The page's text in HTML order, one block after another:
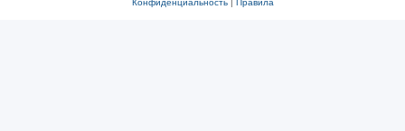
Конфиденциальность| Правила